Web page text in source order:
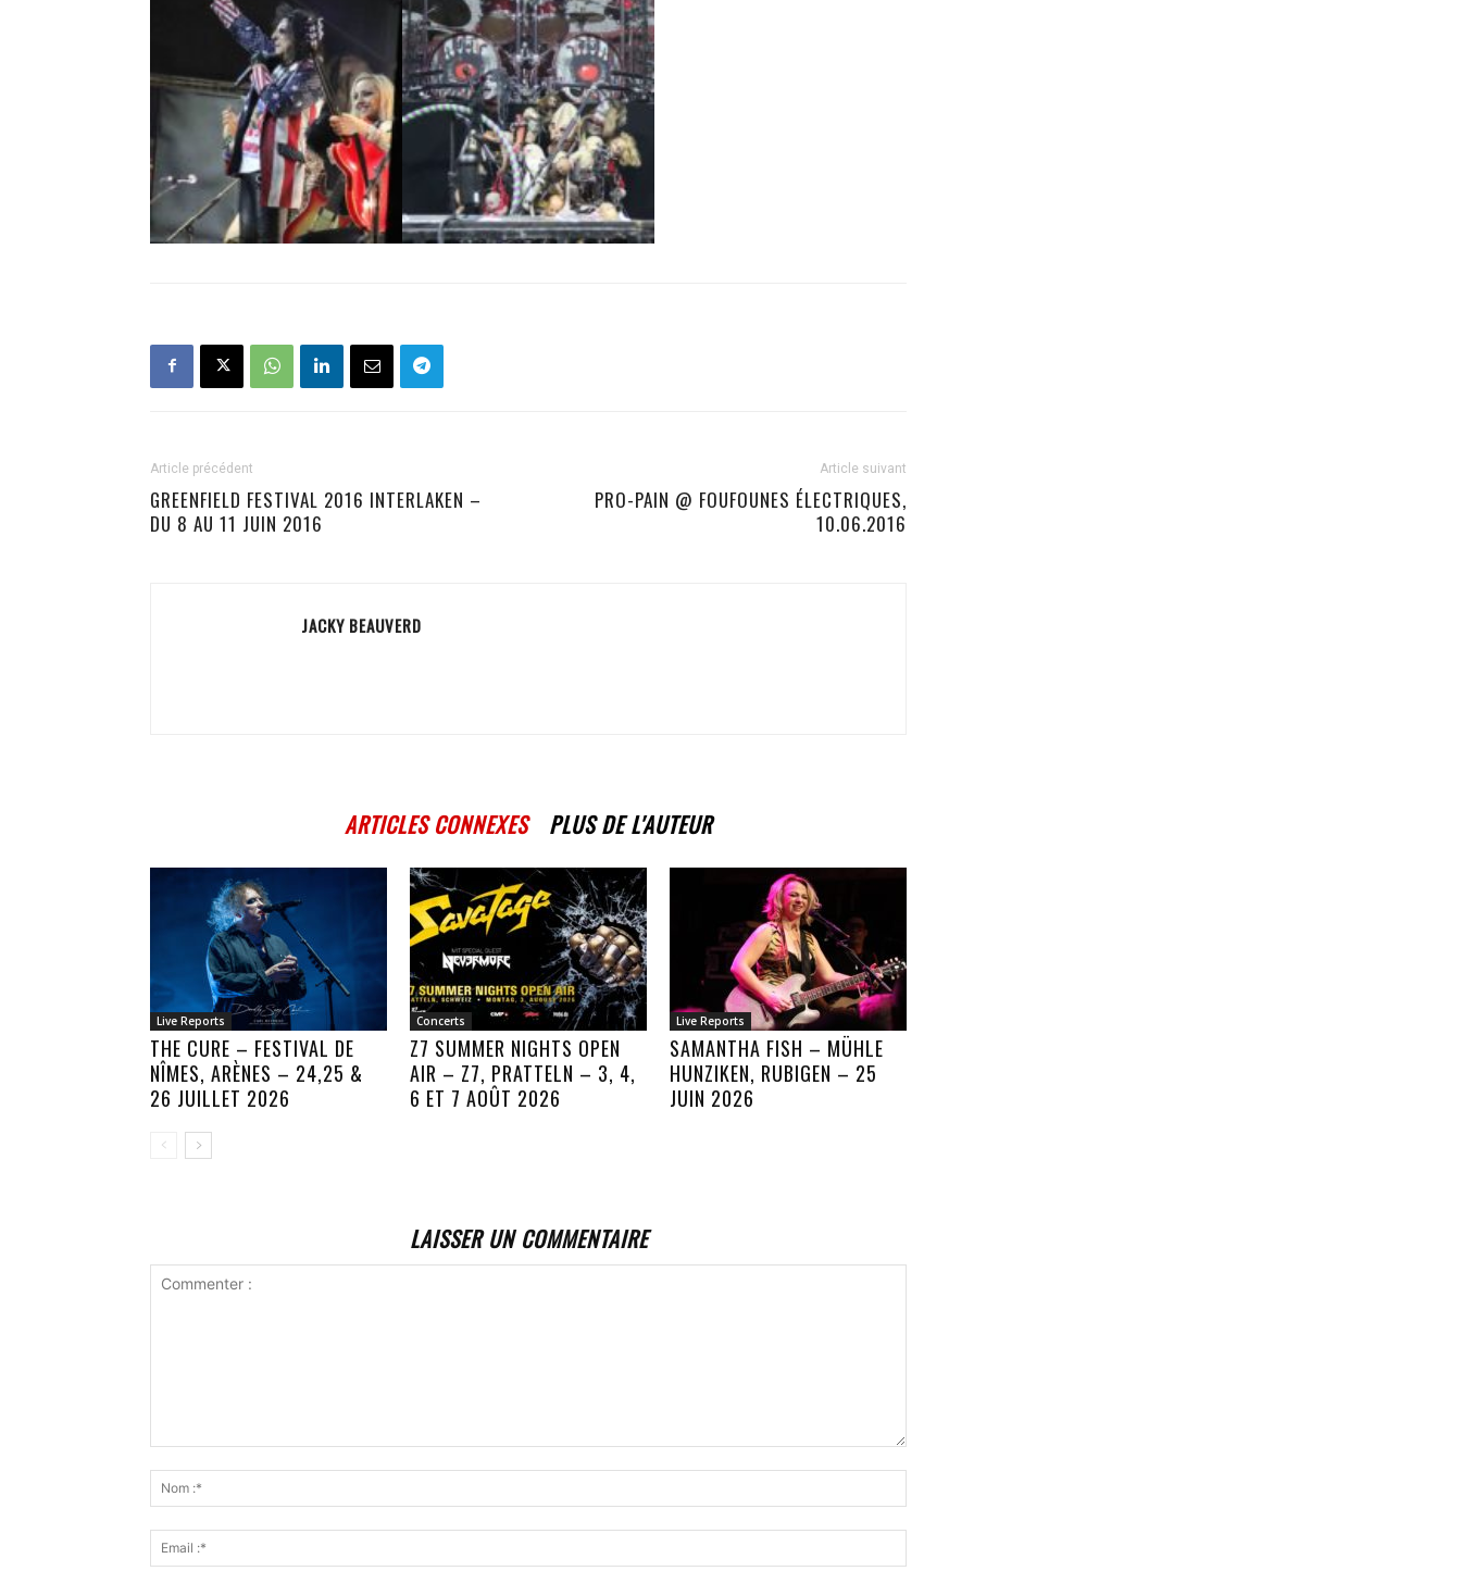
Article précédent
GREENFIELD FESTIVAL 2016 INTERLAKEN –
DU 8 AU 11 JUIN 2016
Article suivant
PRO-PAIN @ FOUFOUNES ÉLECTRIQUES,
10.06.2016
JACKY BEAUVERD
ARTICLES CONNEXES PLUS DE L'AUTEUR
Live Reports
THE CURE – FESTIVAL DE
NÎMES, ARÈNES – 24,25 &
26 JUILLET 2026
Concerts
Z7 SUMMER NIGHTS OPEN
AIR – Z7, PRATTELN – 3, 4,
6 ET 7 AOÛT 2026
Live Reports
SAMANTHA FISH – MÜHLE
HUNZIKEN, RUBIGEN – 25
JUIN 2026
LAISSER UN COMMENTAIRE